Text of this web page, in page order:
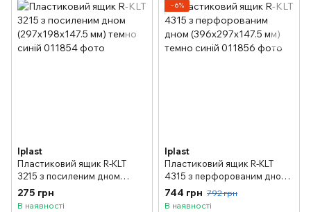
Iplast
Пластиковий ящик R-KLT
3215 з посиленим дном
(297х198х147.5 мм) темно
синій
275 грн
В наявності
−6%
Iplast
Пластиковий ящик R-KLT
4315 з перфорованим дном
(396х297х147.5 мм) темно
синій
744 грн 792 грн
В наявності